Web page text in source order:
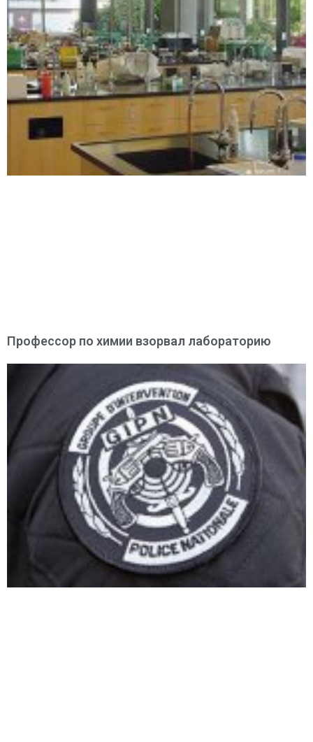
Профессор по химии взорвал лабораторию